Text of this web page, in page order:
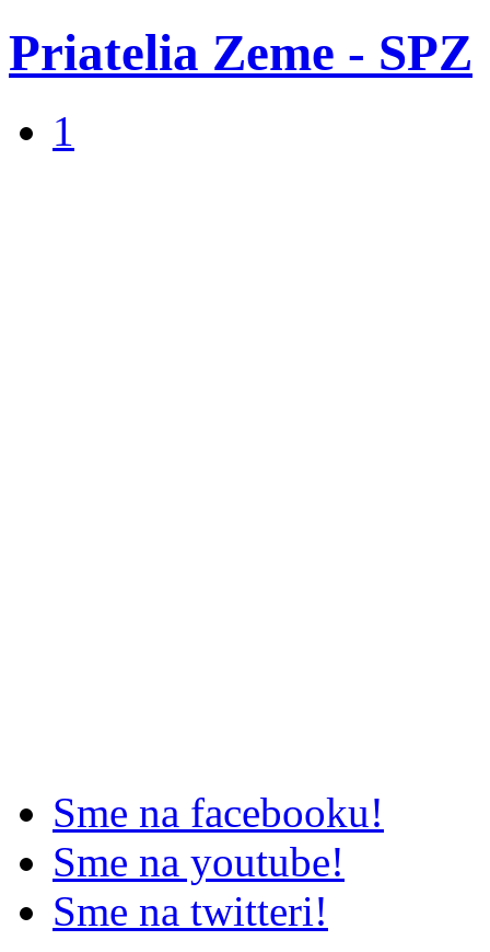
Priatelia Zeme - SPZ
1
Sme na facebooku!
Sme na youtube!
Sme na twitteri!